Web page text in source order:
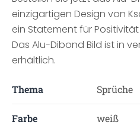
einzigartigen Design von
ein Statement für Positivität
Das Alu-Dibond Bild ist in
erhältlich.
Thema Sprüche
Farbe weiß